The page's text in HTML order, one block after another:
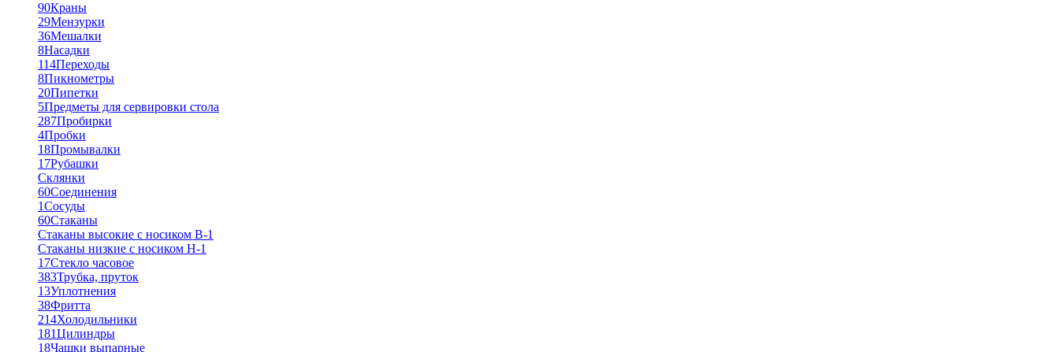
90Краны
29Мензурки
36Мешалки
8Насадки
114Переходы
8Пикнометры
20Пипетки
5Предметы для сервировки стола
287Пробирки
4Пробки
18Промывалки
17Рубашки
Склянки
60Соединения
1Сосуды
60Стаканы
Стаканы высокие с носиком В-1
Стаканы низкие с носиком Н-1
17Стекло часовое
383Трубка, пруток
13Уплотнения
38Фритта
214Холодильники
181Цилиндры
18Чашки выпарные